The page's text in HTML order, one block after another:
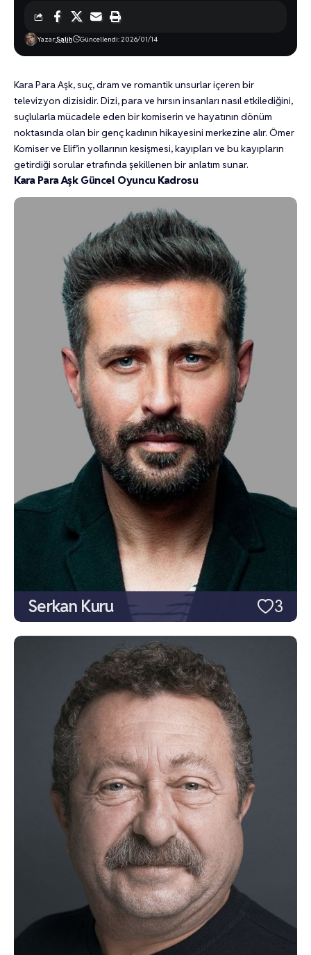
Yazar:Salih Güncellendi: 2026/01/14
Kara Para Aşk, suç, dram ve romantik unsurlar içeren bir
televizyon dizisidir. Dizi, para ve hırsın insanları nasıl etkilediğini,
suçlularla mücadele eden bir komiserin ve hayatının dönüm
noktasında olan bir genç kadının hikayesini merkezine alır. Ömer
Komiser ve Elif’in yollarının kesişmesi, kayıpları ve bu kayıpların
getirdiği sorular etrafında şekillenen bir anlatım sunar.
Kara Para Aşk Güncel Oyuncu Kadrosu
3
Serkan Kuru